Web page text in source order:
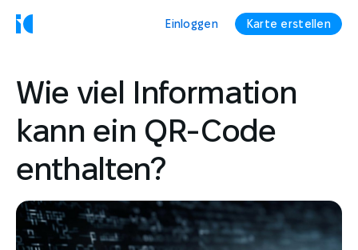
Einloggen Karte erstellen
Wie viel Information
kann ein QR-Code
enthalten?